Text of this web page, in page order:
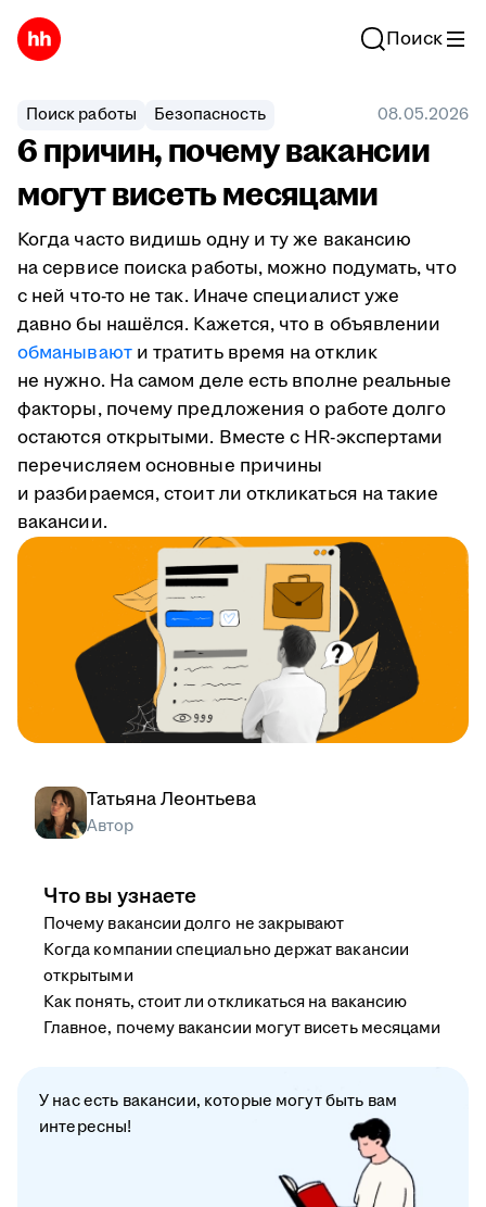
Поиск
Поиск работы Безопасность 08.05.2026
6 причин, почему вакансии
могут висеть месяцами
Когда часто видишь одну и ту же вакансию
на сервисе поиска работы, можно подумать, что
с ней что-то не так. Иначе специалист уже
давно бы нашёлся. Кажется, что в объявлении
обманываюти тратить время на отклик
не нужно. На самом деле есть вполне реальные
факторы, почему предложения о работе долго
остаются открытыми. Вместе с HR-экспертами
перечисляем основные причины
и разбираемся, стоит ли откликаться на такие
вакансии.
Татьяна Леонтьева
Автор
Что вы узнаете
Почему вакансии долго не закрывают
Когда компании специально держат вакансии
открытыми
Как понять, стоит ли откликаться на вакансию
Главное, почему вакансии могут висеть месяцами
У нас есть вакансии, которые могут быть вам
интересны!